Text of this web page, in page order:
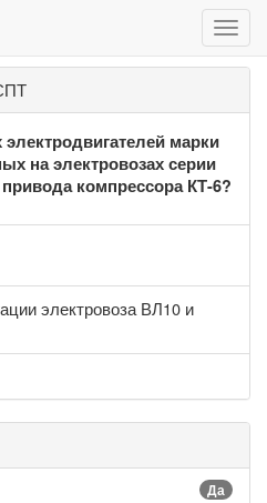
марки
на электровозах серии
компрессора КТ-6?
электровоза ВЛ10 и
Да